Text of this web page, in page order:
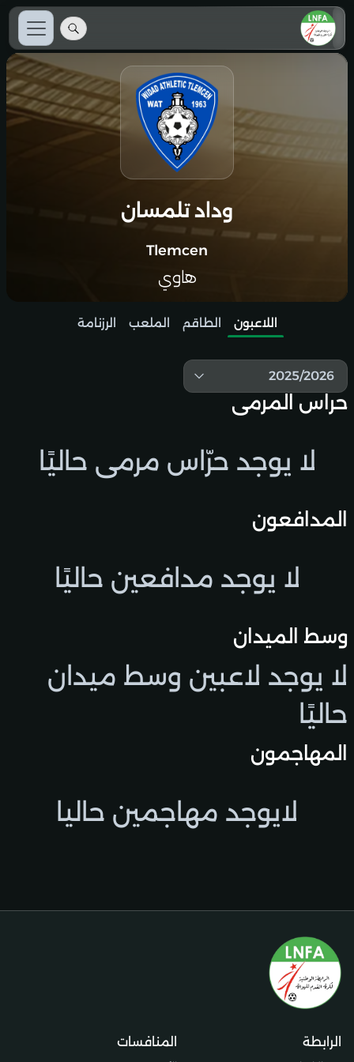
وداد تلمسان
Tlemcen
هاوي
اللاعبون الطاقم الملعب الرزنامة
2025/2026
حراس المرمى
لا يوجد حرّاس مرمى حاليًا
المدافعون
لا يوجد مدافعين حاليًا
وسط الميدان
لا يوجد لاعبين وسط ميدان
حاليًا
المهاجمون
لايوجد مهاجمين حاليا
الرابطة المنافسات